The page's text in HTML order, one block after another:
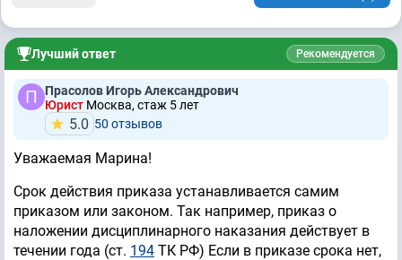
Лучший ответ Рекомендуется
Прасолов Игорь Александрович
Юрист Москва, стаж 5 лет
5.0 50 отзывов
Уважаемая Марина!
Срок действия приказа устанавливается самим
приказом или законом. Так например, приказ о
наложении дисциплинарного наказания действует в
течении года (ст. 194 ТК РФ) Если в приказе срока нет,